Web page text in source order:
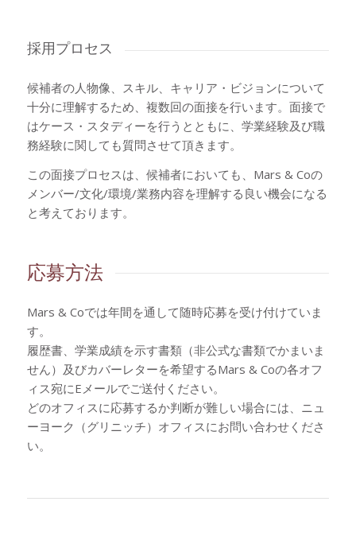
採用プロセス
候補者の人物像、スキル、キャリア・ビジョンについて
十分に理解するため、複数回の面接を行います。面接で
はケース・スタディーを行うとともに、学業経験及び職
務経験に関しても質問させて頂きます。
この面接プロセスは、候補者においても、Mars & Coの
メンバー/文化/環境/業務内容を理解する良い機会になる
と考えております。
応募方法
Mars & Coでは年間を通して随時応募を受け付けていま
す。
履歴書、学業成績を示す書類（非公式な書類でかまいま
せん）及びカバーレターを希望するMars & Coの各オフ
ィス宛にEメールでご送付ください。
どのオフィスに応募するか判断が難しい場合には、ニュ
ーヨーク（グリニッチ）オフィスにお問い合わせくださ
い。